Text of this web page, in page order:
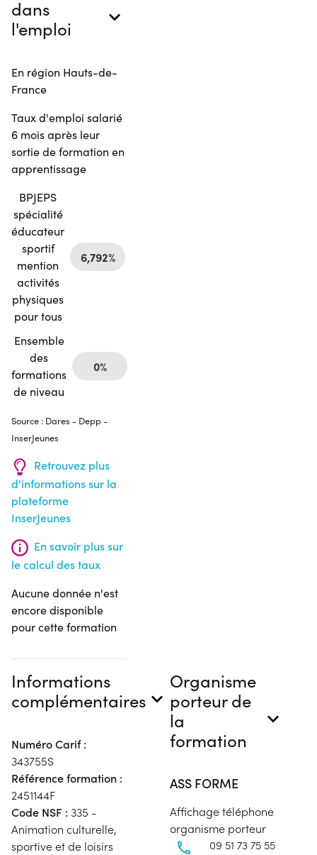
dans
l'emploi
En région Hauts-de-
France
Taux d'emploi salarié
6 mois après leur
sortie de formation en
apprentissage
BPJEPS
spécialité
éducateur
sportif
mention
activités
physiques
pour tous
6,792%
Ensemble
des
formations
de niveau
0%
Source : Dares - Depp -
InserJeunes
Retrouvez plus
d'informations sur la
plateforme
InserJeunes
En savoir plus sur
le calcul des taux
Aucune donnée n'est
encore disponible
pour cette formation
Informations
complémentaires
Numéro Carif :
343755S
Référence formation :
2451144F
Code NSF : 335 -
Animation culturelle,
sportive et de loisirs
Organisme
porteur de
la
formation
ASS FORME
Affichage téléphone
organisme porteur
09 51 73 75 55